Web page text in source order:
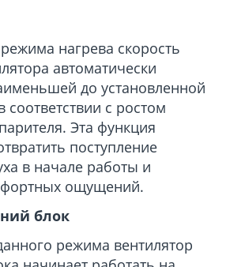
нагрева скорость
автоматически
до установленной
соответствии с ростом
Эта функция
поступление
в начале работы и
ощущений.
блок
режима вентилятор